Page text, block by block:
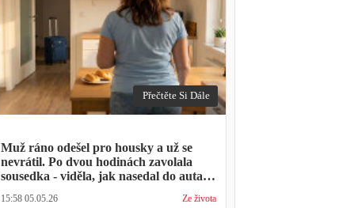
Přečtěte Si Dále
Muž ráno odešel pro housky a už se
nevrátil. Po dvou hodinách zavolala
sousedka - viděla, jak nasedal do auta s
týden pomáhala balit na služební cestu
15:58 05.05.26 Ze života